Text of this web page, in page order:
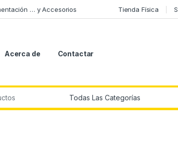
… y Accesorios Tienda Física
Acerca de Contactar